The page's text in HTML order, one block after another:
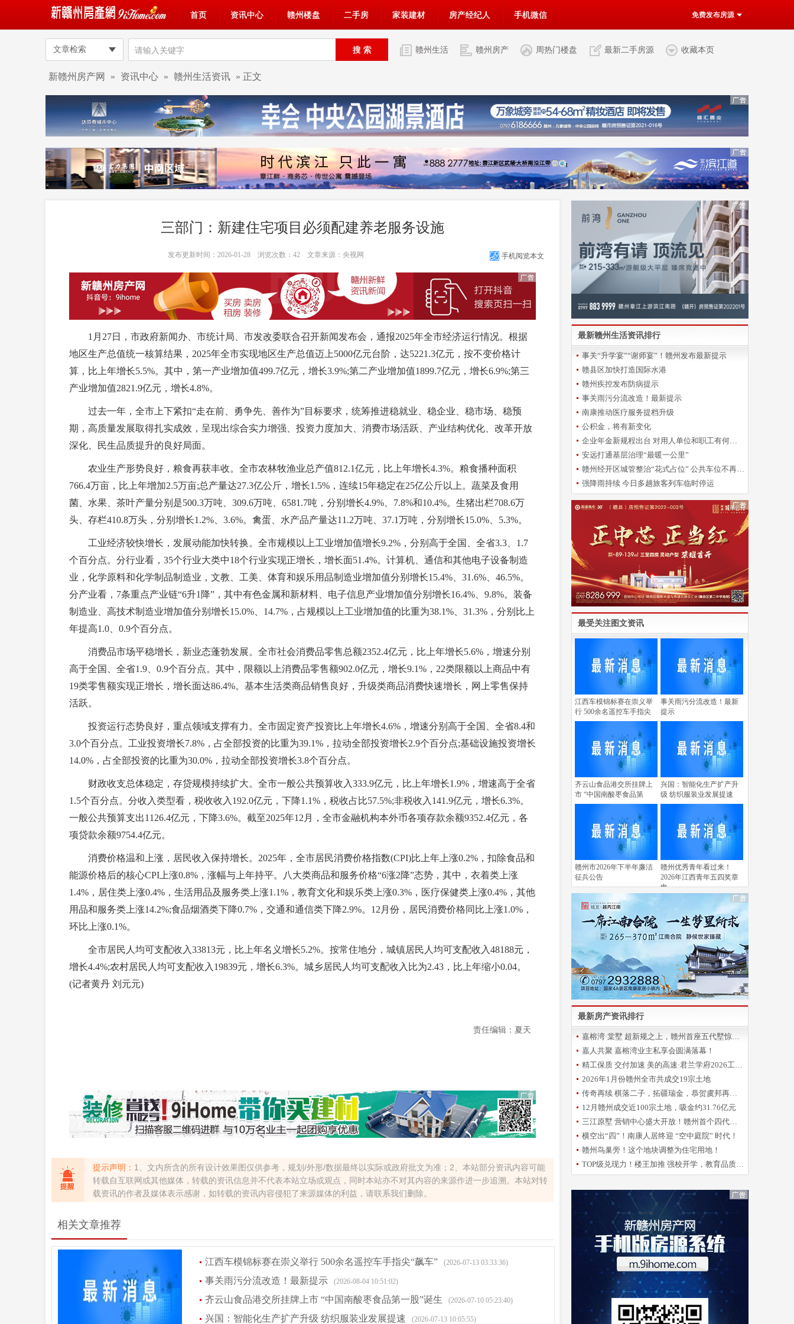
首页 资讯中心 赣州楼盘 二手房 家装建材 房产经纪人 手机微信 免费发布房源
文章检索 赣州生活 赣州房产 周热门楼盘 最新二手房源 收藏本页
新赣州房产网 » 资讯中心 » 赣州生活资讯 » 正文
三部门：新建住宅项目必须配建养老服务设施
发布更新时间：2026-01-28 浏览次数： 42文章来源：央视网 手机阅览本文
1月27日，市政府新闻办、市统计局、市发改委联合召开新闻发布会，通报2025年全市经济运行情况。根据
地区生产总值统一核算结果，2025年全市实现地区生产总值迈上5000亿元台阶，达5221.3亿元，按不变价格计
算，比上年增长5.5%。其中，第一产业增加值499.7亿元，增长3.9%;第二产业增加值1899.7亿元，增长6.9%;第三
产业增加值2821.9亿元，增长4.8%。
过去一年，全市上下紧扣“走在前、勇争先、善作为”目标要求，统筹推进稳就业、稳企业、稳市场、稳预
期，高质量发展取得扎实成效，呈现出综合实力增强、投资力度加大、消费市场活跃、产业结构优化、改革开放
深化、民生品质提升的良好局面。
农业生产形势良好，粮食再获丰收。全市农林牧渔业总产值812.1亿元，比上年增长4.3%。粮食播种面积
766.4万亩，比上年增加2.5万亩;总产量达27.3亿公斤，增长1.5%，连续15年稳定在25亿公斤以上。蔬菜及食用
菌、水果、茶叶产量分别是500.3万吨、309.6万吨、6581.7吨，分别增长4.9%、7.8%和10.4%。生猪出栏708.6万
头、存栏410.8万头，分别增长1.2%、3.6%。禽蛋、水产品产量达11.2万吨、37.1万吨，分别增长15.0%、5.3%。
工业经济较快增长，发展动能加快转换。全市规模以上工业增加值增长9.2%，分别高于全国、全省3.3、1.7
个百分点。分行业看，35个行业大类中18个行业实现正增长，增长面51.4%。计算机、通信和其他电子设备制造
业，化学原料和化学制品制造业，文教、工美、体育和娱乐用品制造业增加值分别增长15.4%、31.6%、46.5%。
分产业看，7条重点产业链“6升1降”，其中有色金属和新材料、电子信息产业增加值分别增长16.4%、9.8%。装备
制造业、高技术制造业增加值分别增长15.0%、14.7%，占规模以上工业增加值的比重为38.1%、31.3%，分别比上
年提高1.0、0.9个百分点。
消费品市场平稳增长，新业态蓬勃发展。全市社会消费品零售总额2352.4亿元，比上年增长5.6%，增速分别
高于全国、全省1.9、0.9个百分点。其中，限额以上消费品零售额902.0亿元，增长9.1%，22类限额以上商品中有
19类零售额实现正增长，增长面达86.4%。基本生活类商品销售良好，升级类商品消费快速增长，网上零售保持
活跃。
投资运行态势良好，重点领域支撑有力。全市固定资产投资比上年增长4.6%，增速分别高于全国、全省8.4和
3.0个百分点。工业投资增长7.8%，占全部投资的比重为39.1%，拉动全部投资增长2.9个百分点;基础设施投资增长
14.0%，占全部投资的比重为30.0%，拉动全部投资增长3.8个百分点。
财政收支总体稳定，存贷规模持续扩大。全市一般公共预算收入333.9亿元，比上年增长1.9%，增速高于全省
1.5个百分点。分收入类型看，税收收入192.0亿元，下降1.1%，税收占比57.5%;非税收入141.9亿元，增长6.3%。
一般公共预算支出1126.4亿元，下降3.6%。截至2025年12月，全市金融机构本外币各项存款余额9352.4亿元，各
项贷款余额9754.4亿元。
消费价格温和上涨，居民收入保持增长。2025年，全市居民消费价格指数(CPI)比上年上涨0.2%，扣除食品和
能源价格后的核心CPI上涨0.8%，涨幅与上年持平。八大类商品和服务价格“6涨2降”态势，其中，衣着类上涨
1.4%，居住类上涨0.4%，生活用品及服务类上涨1.1%，教育文化和娱乐类上涨0.3%，医疗保健类上涨0.4%，其他
用品和服务类上涨14.2%;食品烟酒类下降0.7%，交通和通信类下降2.9%。12月份，居民消费价格同比上涨1.0%，
环比上涨0.1%。
全市居民人均可支配收入33813元，比上年名义增长5.2%。按常住地分，城镇居民人均可支配收入48188元，
增长4.4%;农村居民人均可支配收入19839元，增长6.3%。城乡居民人均可支配收入比为2.43，比上年缩小0.04。
(记者黄丹 刘元元)
责任编辑：夏天
提示声明： 1、文内所含的所有设计效果图仅供参考，规划/外形/数据最终以实际或政府批文为准；2、本站部分资讯内容可能
转载自互联网或其他媒体，转载的资讯信息并不代表本站立场或观点，同时本站亦不对其内容的来源作进一步追溯。本站对转
载资讯的作者及媒体表示感谢，如转载的资讯内容侵犯了来源媒体的利益，请联系我们删除。
相关文章推荐
江西车模锦标赛在崇义举行 500余名遥控车手指尖“飙车” (2026-07-13 03:33:36)
事关雨污分流改造！最新提示 (2026-08-04 10:51:02)
齐云山食品港交所挂牌上市 “中国南酸枣食品第一股”诞生 (2026-07-10 05:23:40)
兴国：智能化生产扩产升级 纺织服装业发展提速 (2026-07-13 10:05:55)
最新赣州生活资讯排行
事关“升学宴”“谢师宴”！赣州发布最新提示
赣县区加快打造国际水港
赣州疾控发布防病提示
事关雨污分流改造！最新提示
南康推动医疗服务提档升级
公积金，将有新变化
企业年金新规程出台 对用人单位和职工有何影响？
安远打通基层治理“最暖一公里”
赣州经开区城管整治“花式占位” 公共车位不再“一位难求”
强降雨持续 今日多趟旅客列车临时停运
最受关注图文资讯
江西车模锦标赛在崇义举
行 500余名遥控车手指尖
事关雨污分流改造！最新
提示
齐云山食品港交所挂牌上
市 “中国南酸枣食品第
兴国：智能化生产扩产升
级 纺织服装业发展提速
赣州市2026年下半年廉洁
征兵公告
赣州优秀青年看过来！
2026年江西青年五四奖章
申
最新房产资讯排行
嘉榕湾·棠墅 超新规之上，赣州首座五代墅惊艳登场
嘉人共聚 嘉榕湾业主私享会圆满落幕！
精工保质 交付加速 美的高速·君兰学府2026工程誓师大会圆满举办
2026年1月份赣州全市共成交19宗土地
传奇再续 棋落二子，拓疆瑞金，恭贺虞邦再摘新地！
12月赣州成交近100宗土地，吸金约31.76亿元
三江原墅 营销中心盛大开放！赣州首个四代洋房倾城亮相
横空出“四”！南康人居终迎 “空中庭院” 时代！
赣州鸟巢旁！这个地块调整为住宅用地！
TOP级兑现力！楼王加推 强校开学，教育品质再升级！